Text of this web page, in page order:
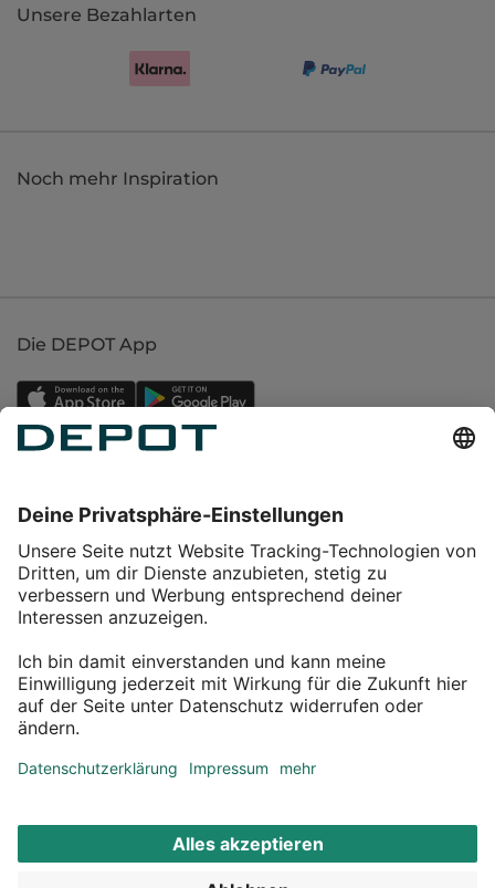
Unsere Bezahlarten
Noch mehr Inspiration
Die DEPOT App
Service
Über DEPOT
Kontakt
Aktionsbedingungen